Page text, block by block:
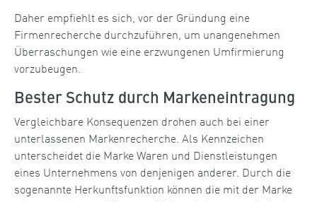
Daher empfiehlt es sich, vor der Gründung eine
Firmenrecherche durchzuführen, um unangenehmen
Überraschungen wie eine erzwungenen Umfirmierung
vorzubeugen.
Bester Schutz durch Markeneintragung
Vergleichbare Konsequenzen drohen auch bei einer
unterlassenen Markenrecherche. Als Kennzeichen
unterscheidet die Marke Waren und Dienstleistungen
eines Unternehmens von denjenigen anderer. Durch die
sogenannte Herkunftsfunktion können die mit der Marke